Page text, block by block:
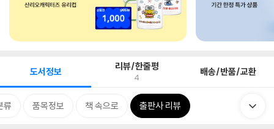
도서정보 리뷰/한줄평
4 배송/반품/교환
류 품목정보 책 속으로 출판사 리뷰